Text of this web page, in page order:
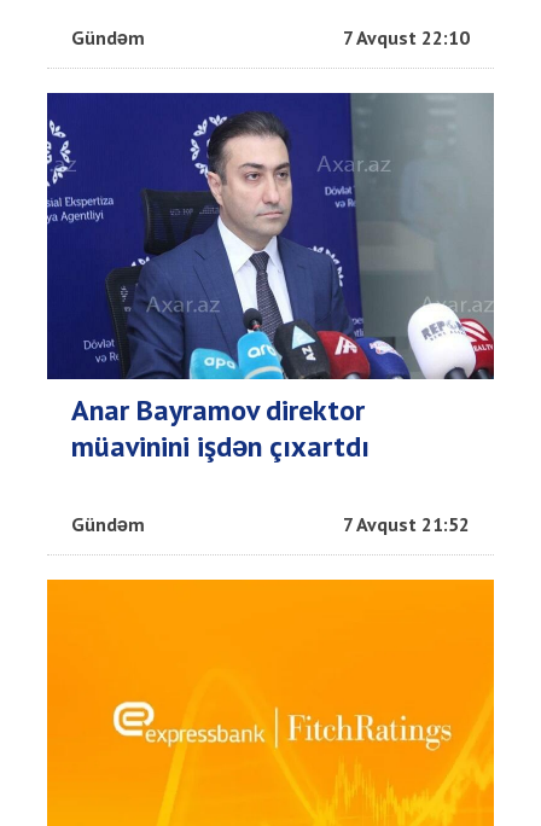
Gündəm 7 Avqust 22:10
Anar Bayramov direktor
müavinini işdən çıxartdı
Gündəm 7 Avqust 21:52